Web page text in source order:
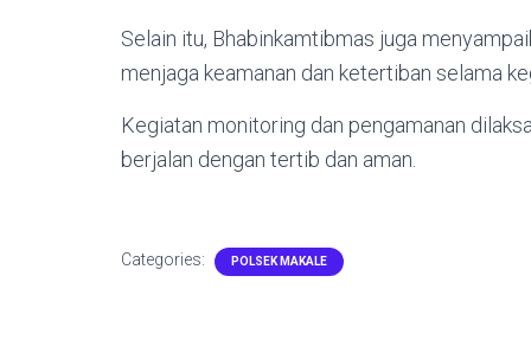
Selain itu, Bhabinkamtibmas juga
menjaga keamanan dan ketertiban selama
Kegiatan monitoring dan pengamanan
berjalan dengan tertib dan aman.
Categories: POLSEK MAKALE